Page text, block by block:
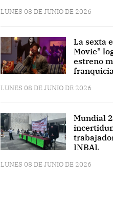
LUNES 08 DE JUNIO DE 2026
La sexta
Movie"
estreno
franquicia
LUNES 08 DE JUNIO DE 2026
Mundial
INBAL
LUNES 08 DE JUNIO DE 2026